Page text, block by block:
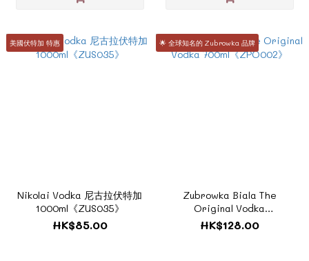
美國伏特加 特惠
Nikolai Vodka 尼古拉伏特加
1000ml《ZUS035》
HK$85.00
🌟 全球知名的 Zubrowka 品牌
Zubrowka Biala The
Original Vodka
700ml《ZPO002》
HK$128.00